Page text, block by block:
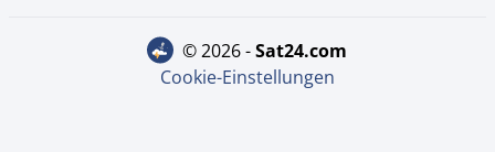
© 2026 - sat24.com
Cookie-Einstellungen